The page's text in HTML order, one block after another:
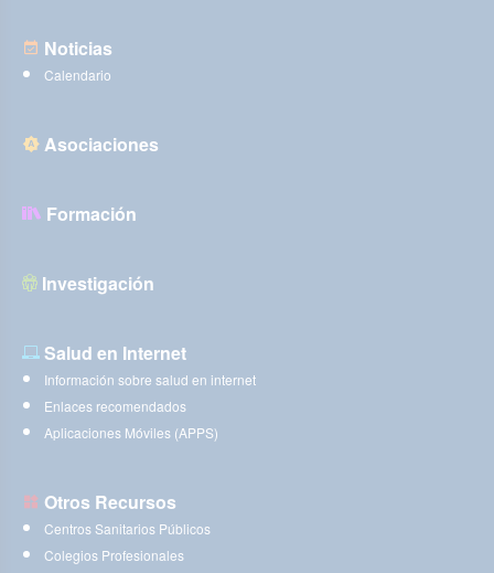
Noticias
Calendario
Asociaciones
Formación
Investigación
Salud en Internet
Información sobre salud en internet
Enlaces recomendados
Aplicaciones Móviles (APPS)
Otros Recursos
Centros Sanitarios Públicos
Colegios Profesionales